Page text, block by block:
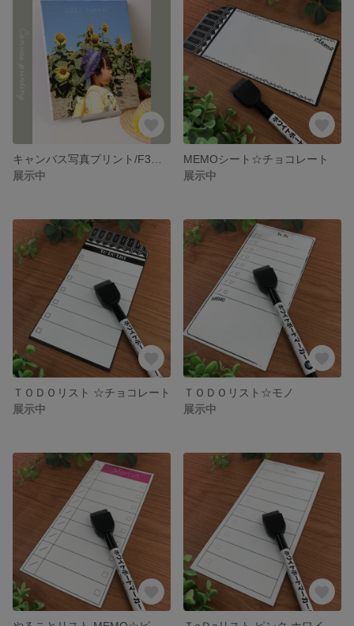
展示中
MEMOシート☆チョコレート
展示中
ＴＯＤＯリスト ☆チョコレート
展示中
ＴＯＤＯリスト☆モノ
展示中